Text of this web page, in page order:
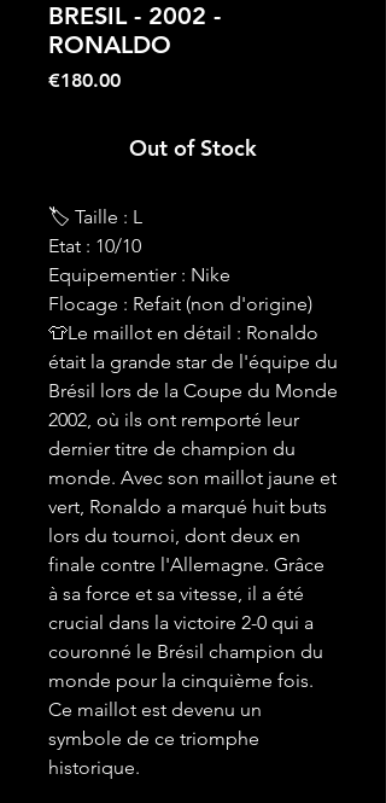
BRESIL - 2002 -
RONALDO
€180.00Price
Out of Stock
🏷 Taille : L
Etat : 10/10
Equipementier : Nike
Flocage : Refait (non d'origine)
👕Le maillot en détail : Ronaldo
était la grande star de l'équipe du
Brésil lors de la Coupe du Monde
2002, où ils ont remporté leur
dernier titre de champion du
monde. Avec son maillot jaune et
vert, Ronaldo a marqué huit buts
lors du tournoi, dont deux en
finale contre l'Allemagne. Grâce
à sa force et sa vitesse, il a été
crucial dans la victoire 2-0 qui a
couronné le Brésil champion du
monde pour la cinquième fois.
Ce maillot est devenu un
symbole de ce triomphe
historique.